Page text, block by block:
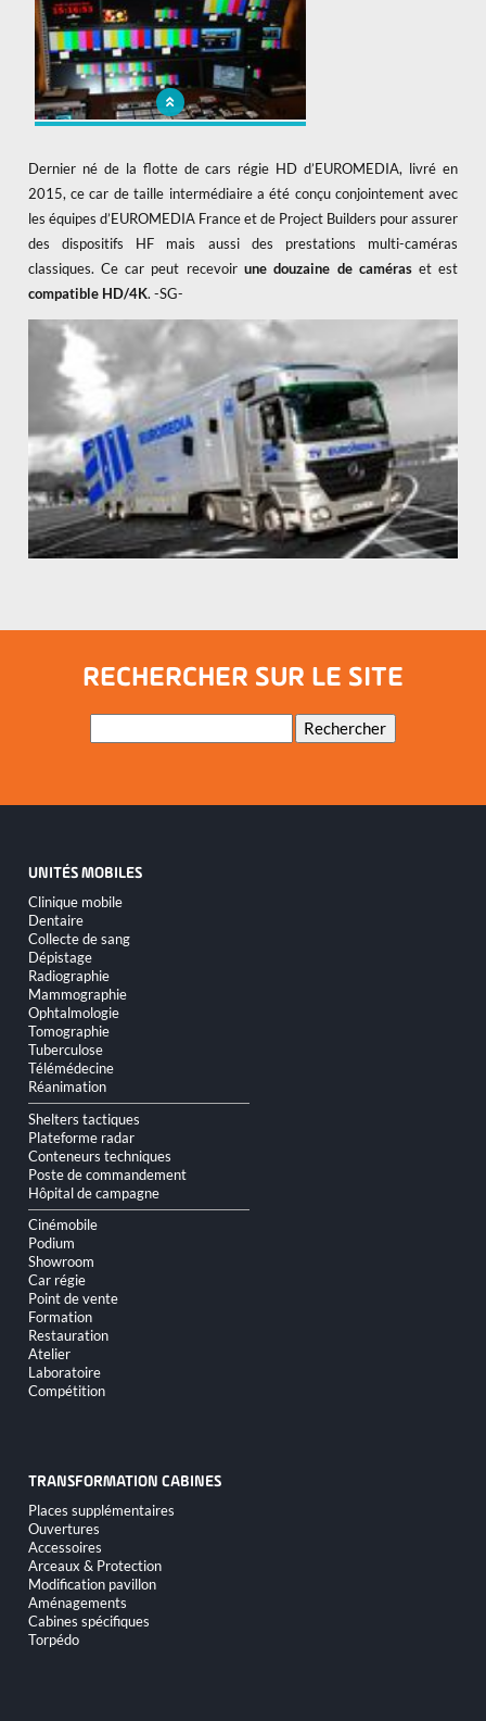
Dernier né de la flotte de cars régie HD d’EUROMEDIA, livré en
2015, ce car de taille intermédiaire a été conçu conjointement avec
les équipes d’EUROMEDIA France et de Project Builders pour assurer
des dispositifs HF mais aussi des prestations multi-caméras
classiques. Ce car peut recevoir une douzaine de caméraset est
compatible HD/4K. -SG-
RECHERCHER SUR LE SITE
Mots-
Rechercher
UNITÉS MOBILES
Aller
au
contenu
Clinique mobile
Dentaire
Collecte de sang
Dépistage
Radiographie
Mammographie
Ophtalmologie
Tomographie
Tuberculose
Télémédecine
Réanimation
Shelters tactiques
Plateforme radar
Conteneurs techniques
Poste de commandement
Hôpital de campagne
Cinémobile
Podium
Showroom
Car régie
Point de vente
Formation
Restauration
Atelier
Laboratoire
Compétition
TRANSFORMATION CABINES
Aller
au
contenu
Places supplémentaires
Ouvertures
Accessoires
Arceaux & Protection
Modification pavillon
Aménagements
Cabines spécifiques
Torpédo